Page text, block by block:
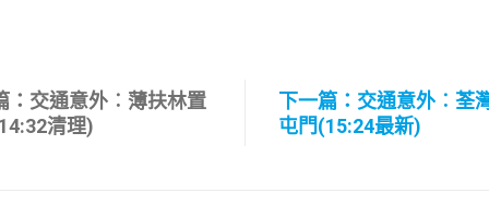
：交通意外︰薄扶林置
清理)
下一篇：交通意外︰荃
屯門(15:24最新)